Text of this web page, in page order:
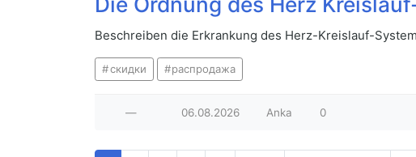
Beschreiben die Erkrankung des Herz-Kreislauf-
скидки распродажа
— 06.08.2026 Anka 0